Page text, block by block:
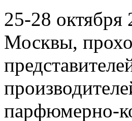
25-28 октября
Москвы,
парфюмерно-